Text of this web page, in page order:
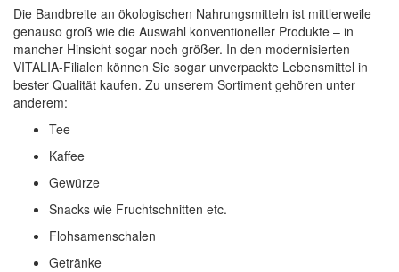
Die Bandbreite an ökologischen Nahrungsmitteln ist mittlerweile
genauso groß wie die Auswahl konventioneller Produkte – in
mancher Hinsicht sogar noch größer. In den modernisierten
VITALIA-Filialen können Sie sogar unverpackte Lebensmittel in
bester Qualität kaufen. Zu unserem Sortiment gehören unter
anderem:
Tee
Kaffee
Gewürze
Snacks wie Fruchtschnitten etc.
Flohsamenschalen
Getränke